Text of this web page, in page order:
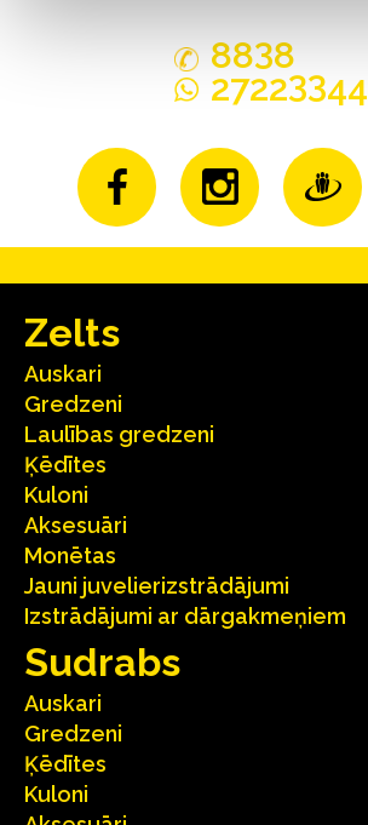
8838
27223344
Zelts
Auskari
Gredzeni
Laulības gredzeni
Ķēdītes
Kuloni
Aksesuāri
Monētas
Jauni juvelierizstrādājumi
Izstrādājumi ar dārgakmeņiem
Sudrabs
Auskari
Gredzeni
Ķēdītes
Kuloni